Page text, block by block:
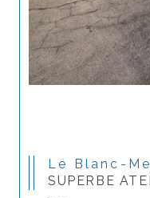
Le Blanc-
SUPERBE